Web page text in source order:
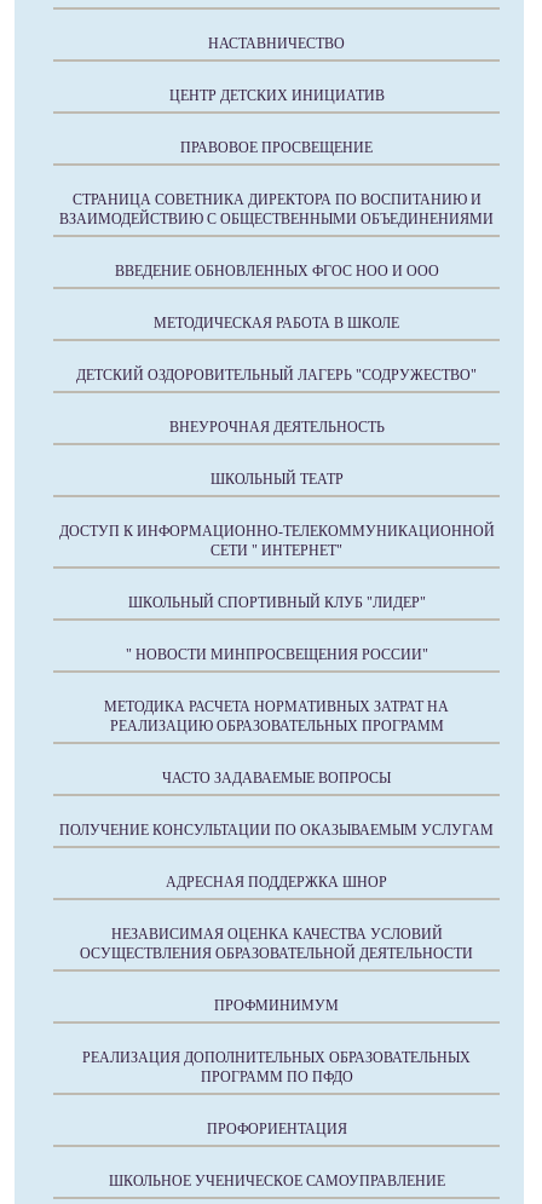
НАСТАВНИЧЕСТВО
ЦЕНТР ДЕТСКИХ ИНИЦИАТИВ
ПРАВОВОЕ ПРОСВЕЩЕНИЕ
СТРАНИЦА СОВЕТНИКА ДИРЕКТОРА ПО ВОСПИТАНИЮ И
ВЗАИМОДЕЙСТВИЮ С ОБЩЕСТВЕННЫМИ ОБЪЕДИНЕНИЯМИ
ВВЕДЕНИЕ ОБНОВЛЕННЫХ ФГОС НОО И ООО
МЕТОДИЧЕСКАЯ РАБОТА В ШКОЛЕ
ДЕТСКИЙ ОЗДОРОВИТЕЛЬНЫЙ ЛАГЕРЬ "СОДРУЖЕСТВО"
ВНЕУРОЧНАЯ ДЕЯТЕЛЬНОСТЬ
ШКОЛЬНЫЙ ТЕАТР
ДОСТУП К ИНФОРМАЦИОННО-ТЕЛЕКОММУНИКАЦИОННОЙ
СЕТИ " ИНТЕРНЕТ"
ШКОЛЬНЫЙ СПОРТИВНЫЙ КЛУБ "ЛИДЕР"
" НОВОСТИ МИНПРОСВЕЩЕНИЯ РОССИИ"
МЕТОДИКА РАСЧЕТА НОРМАТИВНЫХ ЗАТРАТ НА
РЕАЛИЗАЦИЮ ОБРАЗОВАТЕЛЬНЫХ ПРОГРАММ
ЧАСТО ЗАДАВАЕМЫЕ ВОПРОСЫ
ПОЛУЧЕНИЕ КОНСУЛЬТАЦИИ ПО ОКАЗЫВАЕМЫМ УСЛУГАМ
АДРЕСНАЯ ПОДДЕРЖКА ШНОР
НЕЗАВИСИМАЯ ОЦЕНКА КАЧЕСТВА УСЛОВИЙ
ОСУЩЕСТВЛЕНИЯ ОБРАЗОВАТЕЛЬНОЙ ДЕЯТЕЛЬНОСТИ
ПРОФМИНИМУМ
РЕАЛИЗАЦИЯ ДОПОЛНИТЕЛЬНЫХ ОБРАЗОВАТЕЛЬНЫХ
ПРОГРАММ ПО ПФДО
ПРОФОРИЕНТАЦИЯ
ШКОЛЬНОЕ УЧЕНИЧЕСКОЕ САМОУПРАВЛЕНИЕ